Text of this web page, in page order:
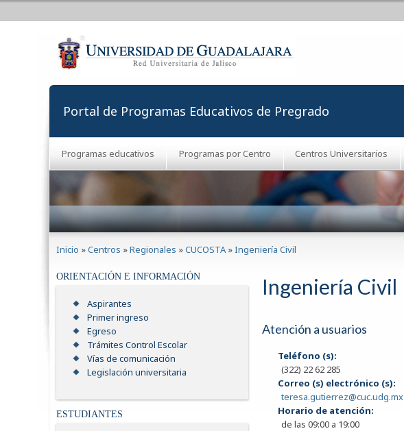
Portal de Programas Educativos de Pregrado
Programas educativos Programas por Centro Centros Universitarios
Inicio »Centros »Regionales »CUCOSTA »Ingeniería Civil
ORIENTACIÓN E INFORMACIÓN
Aspirantes
Primer ingreso
Egreso
Trámites Control Escolar
Vías de comunicación
Legislación universitaria
ESTUDIANTES
Ingeniería Civil
Atención a usuarios
Teléfono (s):
(322) 22 62 285
Correo (s) electrónico (s):
teresa.gutierrez@cuc.udg.mx
Horario de atención:
de las 09:00 a 19:00